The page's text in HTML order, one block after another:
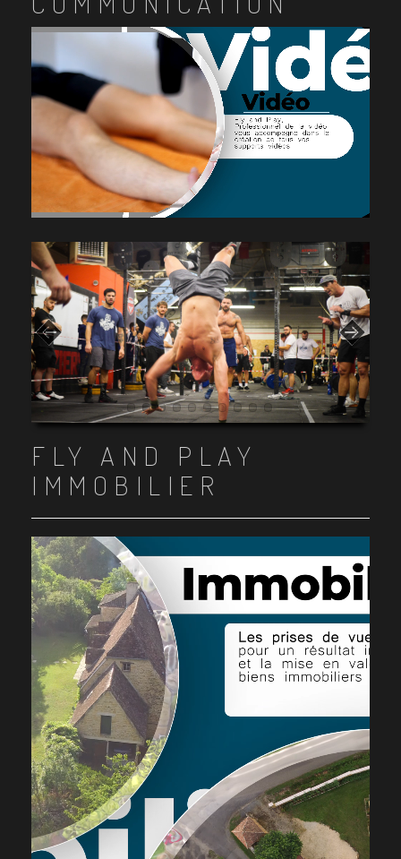
Item 1
Item 2
Item 3
Item 4
Item 5
Item 6
Item 7
Item 8
Item 9
Item 10
FLY AND PLAY
IMMOBILIER